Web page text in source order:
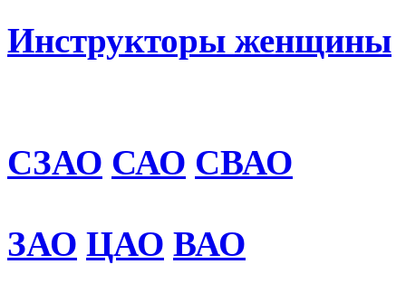
Инструкторы женщины
СЗАО САО СВАО
ЗАО ЦАО ВАО